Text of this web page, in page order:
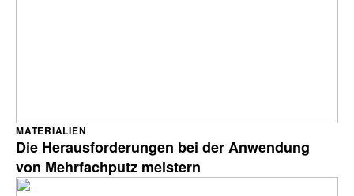
Die Herausforderungen bei der Anwendung
von Mehrfachputz meistern
MATERIALIEN